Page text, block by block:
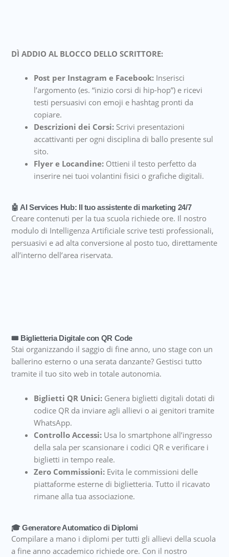
DÌ ADDIO AL BLOCCO DELLO SCRITTORE:
Post per Instagram e Facebook:Inserisci
l’argomento (es. “inizio corsi di hip-hop”) e ricevi
testi persuasivi con emoji e hashtag pronti da
copiare.
Descrizioni dei Corsi:Scrivi presentazioni
accattivanti per ogni disciplina di ballo presente sul
sito.
Flyer e Locandine:Ottieni il testo perfetto da
inserire nei tuoi volantini fisici o grafiche digitali.
🤖 AI Services Hub: Il tuo assistente di marketing 24/7
Creare contenuti per la tua scuola richiede ore. Il nostro
modulo di Intelligenza Artificiale scrive testi professionali,
persuasivi e ad alta conversione al posto tuo, direttamente
all’interno dell’area riservata.
🎟️ Biglietteria Digitale con QR Code
Stai organizzando il saggio di fine anno, uno stage con un
ballerino esterno o una serata danzante? Gestisci tutto
tramite il tuo sito web in totale autonomia.
Biglietti QR Unici:Genera biglietti digitali dotati di
codice QR da inviare agli allievi o ai genitori tramite
WhatsApp.
Controllo Accessi:Usa lo smartphone all’ingresso
della sala per scansionare i codici QR e verificare i
biglietti in tempo reale.
Zero Commissioni:Evita le commissioni delle
piattaforme esterne di biglietteria. Tutto il ricavato
rimane alla tua associazione.
🎓 Generatore Automatico di Diplomi
Compilare a mano i diplomi per tutti gli allievi della scuola
a fine anno accademico richiede ore. Con il nostro